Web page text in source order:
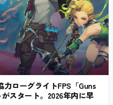
ローグライトFPS「Guns
スタート。2026年内に早